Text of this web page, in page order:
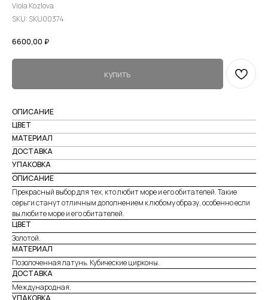
Viola Kozlova
SKU: SKU00374
6600,00 ₽
купить
ОПИСАНИЕ
ЦВЕТ
МАТЕРИАЛ
ДОСТАВКА
УПАКОВКА
ОПИСАНИЕ
Прекрасный выбор для тех, кто любит море и его обитателей. Такие
серьги станут отличным дополнением к любому образу, особенно если
вы любите море и его обитателей.
ЦВЕТ
Золотой.
МАТЕРИАЛ
Позолоченная латунь. Кубические цирконы.
ДОСТАВКА
Международная.
УПАКОВКА